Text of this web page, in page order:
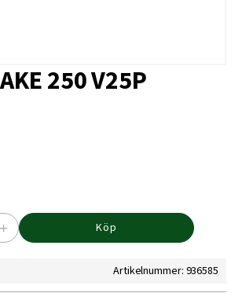
250 V25P
+ Köp
Artikelnummer: 936585